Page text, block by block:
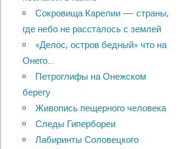
Сокровища Карелии — страны,
где небо не рассталось с землей
«Делос, остров бедный» что на
Онего…
Петроглифы на Онежском
берегу
Живопись пещерного человека
Следы Гипербореи
Лабиринты Соловецкого